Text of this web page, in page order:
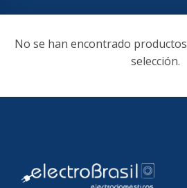
No se han encontrado
selección.